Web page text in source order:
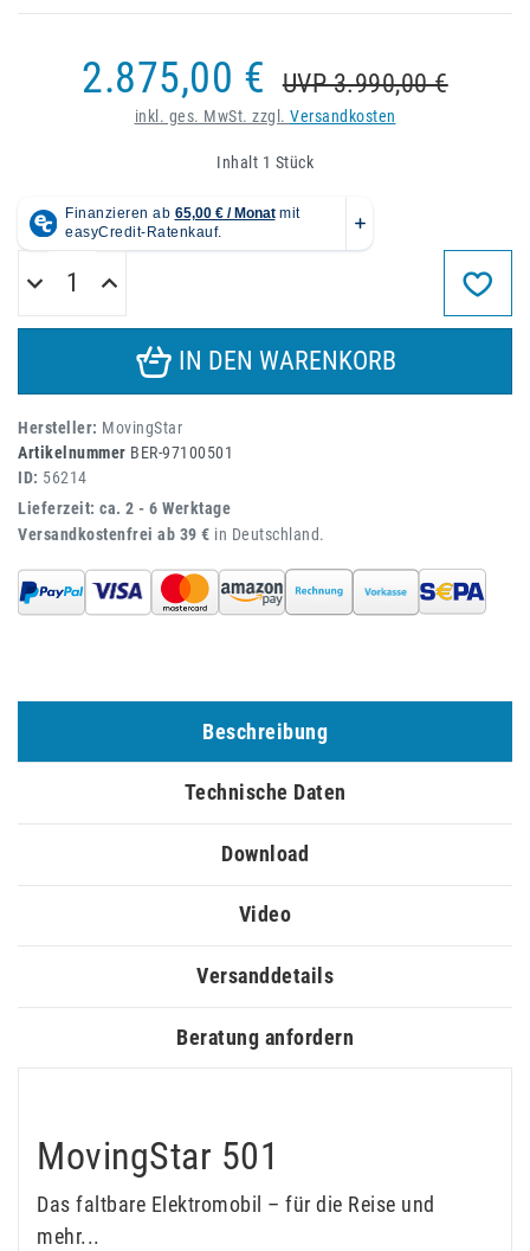
2.875,00 € UVP 3.990,00 €
inkl. ges. MwSt. zzgl. Versandkosten
Inhalt 1 Stück
IN DEN WARENKORB
Hersteller: MovingStar
Artikelnummer BER-97100501
ID: 56214
Lieferzeit: ca. 2 - 6 Werktage
Versandkostenfrei ab 39 € in Deutschland.
Beschreibung
Technische Daten
Download
Video
Versanddetails
Beratung anfordern
MovingStar 501
Das faltbare Elektromobil – für die Reise und
mehr...